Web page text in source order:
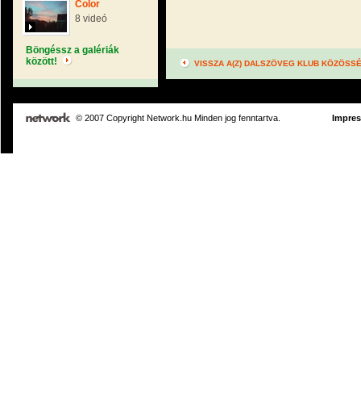
Color
8 videó
Böngéssz a galériák
között!
VISSZA A(Z) DALSZÖVEG KLUB
© 2007 Copyright Network.hu Minden jog fenntartva.